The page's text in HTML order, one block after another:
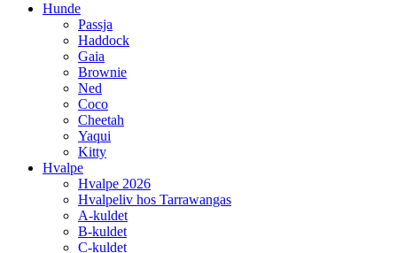
Hunde
Passja
Haddock
Gaia
Brownie
Ned
Coco
Cheetah
Yaqui
Kitty
Hvalpe
Hvalpe 2026
Hvalpeliv hos Tarrawangas
A-kuldet
B-kuldet
C-kuldet